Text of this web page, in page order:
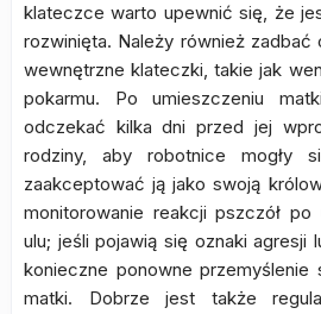
klateczce warto upewnić się, że
rozwinięta. Należy również zadbać
wewnętrzne klateczki, takie jak
pokarmu. Po umieszczeniu
odczekać kilka dni przed jej
rodziny, aby robotnice mogły
zaakceptować ją jako swoją
monitorowanie reakcji pszczół
ulu; jeśli pojawią się oznaki agresji
konieczne ponowne przemyślenie
matki. Dobrze jest także